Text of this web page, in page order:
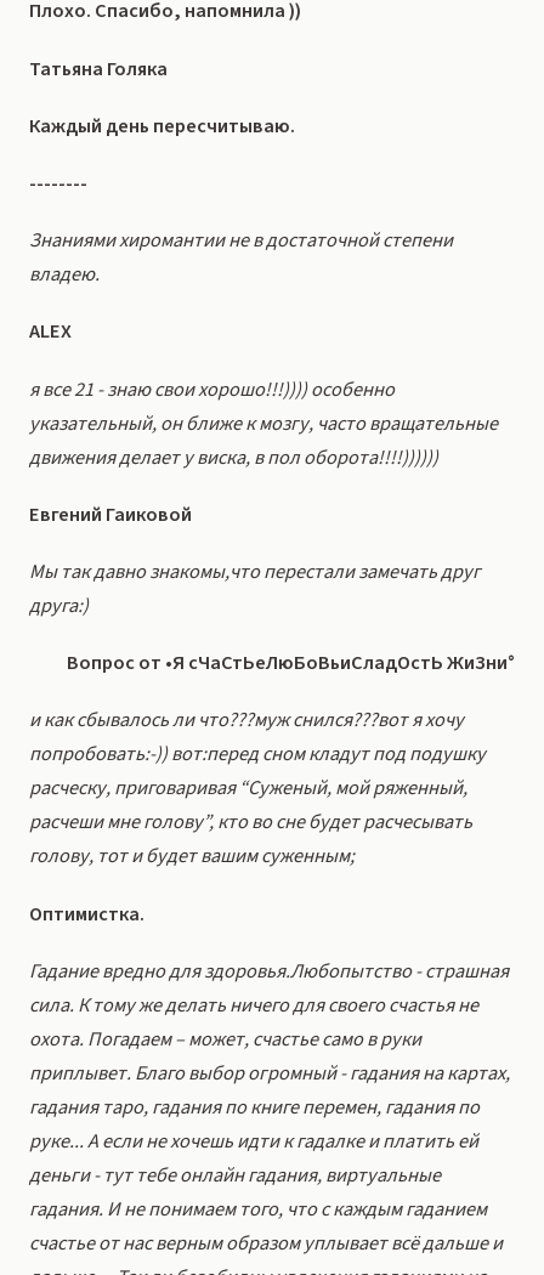
Плохо. Спасибо, напомнила ))
Татьяна Голяка
Каждый день пересчитываю.
--------
Знаниями хиромантии не в достаточной степени
владею.
ALEX
я все 21 - знаю свои хорошо!!!)))) особенно
указательный, он ближе к мозгу, часто вращательные
движения делает у виска, в пол оборота!!!!))))))
Евгений Гаиковой
Мы так давно знакомы,что перестали замечать друг
друга:)
Вопрос от •Я сЧаСтЬеЛюБоВьиСладОстЬ ЖиЗни°
и как сбывалось ли что???муж снился???вот я хочу
попробовать:-)) вот:перед сном кладут под подушку
расческу, приговаривая “Суженый, мой ряженный,
расчеши мне голову”, кто во сне будет расчесывать
голову, тот и будет вашим суженным;
Оптимистка.
Гадание вредно для здоровья.Любопытство - страшная
сила. К тому же делать ничего для своего счастья не
охота. Погадаем – может, счастье само в руки
приплывет. Благо выбор огромный - гадания на картах,
гадания таро, гадания по книге перемен, гадания по
руке... А если не хочешь идти к гадалке и платить ей
деньги - тут тебе онлайн гадания, виртуальные
гадания. И не понимаем того, что с каждым гаданием
счастье от нас верным образом уплывает всё дальше и